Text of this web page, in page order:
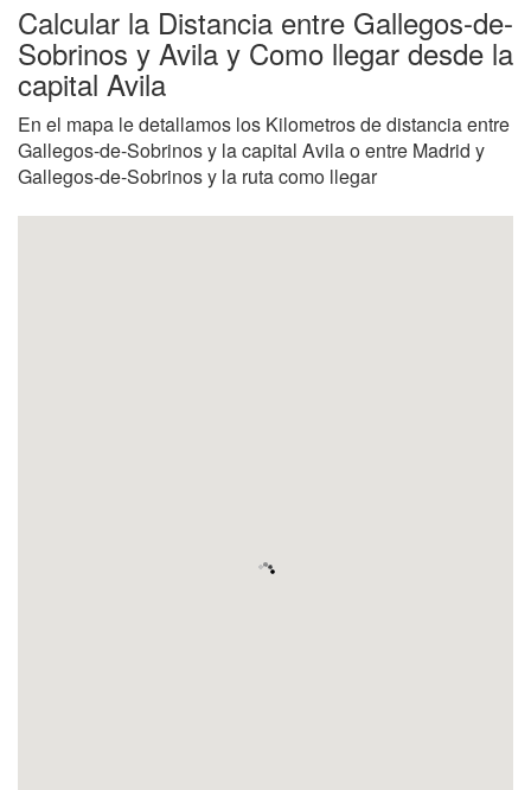
Calcular la Distancia entre Gallegos-de-
Sobrinos y Avila y Como llegar desde la
capital Avila
En el mapa le detallamos los Kilometros de distancia entre
Gallegos-de-Sobrinos y la capital Avila o entre Madrid y
Gallegos-de-Sobrinos y la ruta como llegar